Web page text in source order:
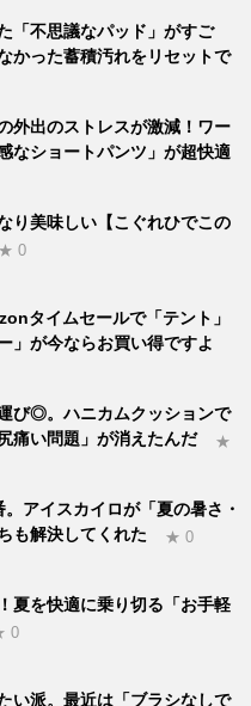
「不思議なパッド」がすご
かった蓄積汚れをリセットで
外出のストレスが激減！ワー
なショートパンツ」が超快適
り美味しい【こぐれひでこの
★ 0
タイムセールで「テント」
」が今ならお買い得ですよ
び◎。ハニカムクッションで
痛い問題」が消えたんだ
★
アイスカイロが「夏の暑さ・
も解決してくれた
★ 0
夏を快適に乗り切る「お手軽
0
い派。最近は「ブラシなしで